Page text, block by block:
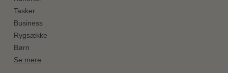
Tasker
Business
Rygsække
Børn
Se mere